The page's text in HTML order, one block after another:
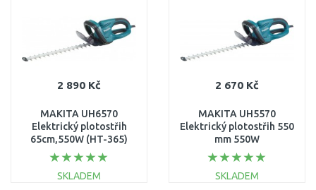
2 890 Kč
MAKITA UH6570
Elektrický plotostřih
65cm,550W (HT-365)
SKLADEM
2 670 Kč
MAKITA UH5570
Elektrický plotostřih 550
mm 550W
SKLADEM